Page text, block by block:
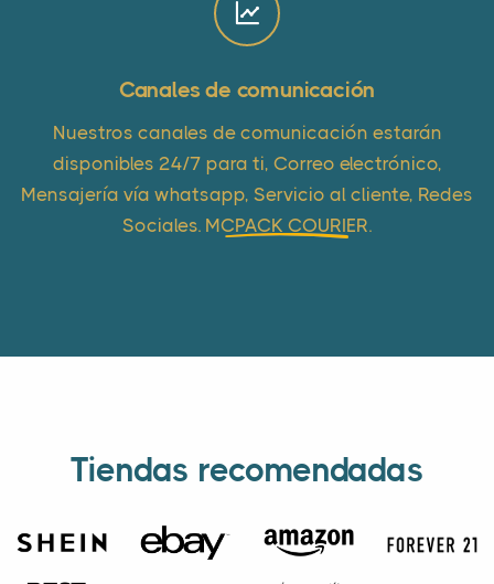
Canales de comunicación
Nuestros canales de comunicación estarán
disponibles 24/7 para ti, Correo electrónico,
Mensajería vía whatsapp, Servicio al cliente, Redes
Sociales. MCPACK COURIER.
Tiendas recomendadas